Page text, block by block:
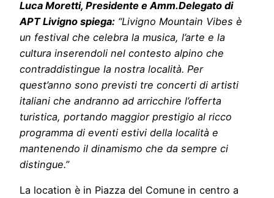
Luca Moretti, Presidente e Amm.Delegato di
APT Livigno spiega: “Livigno Mountain Vibes è
un festival che celebra la musica, l’arte e la
cultura inserendoli nel contesto alpino che
contraddistingue la nostra località. Per
quest’anno sono previsti tre concerti di artisti
italiani che andranno ad arricchire l’offerta
turistica, portando maggior prestigio al ricco
programma di eventi estivi della località e
mantenendo il dinamismo che da sempre ci
distingue.”
La location è in Piazza del Comune in centro a